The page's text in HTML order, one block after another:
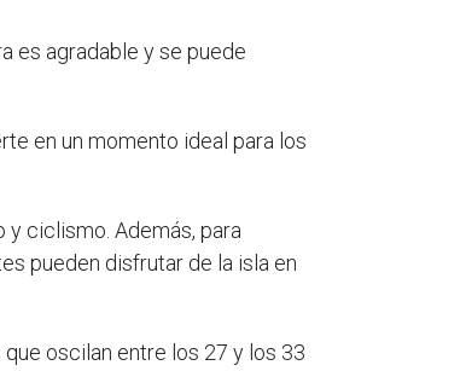
es agradable y se puede
en un momento ideal para los
ciclismo. Además, para
pueden disfrutar de la isla en
oscilan entre los 27 y los 33